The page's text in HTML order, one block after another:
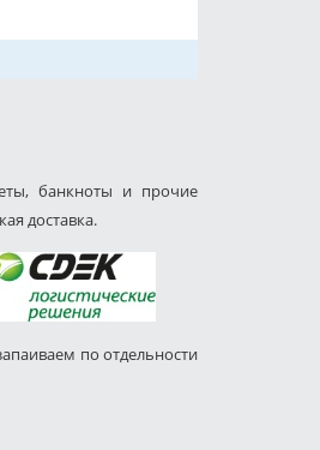
банкноты и прочие
доставка.
по отдельности